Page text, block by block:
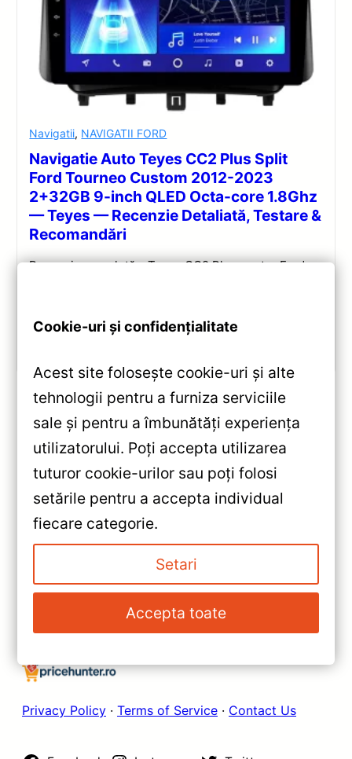
Navigatii, NAVIGATII FORD
Navigatie Auto Teyes CC2 Plus Split
Ford Tourneo Custom 2012-2023
2+32GB 9-inch QLED Octa-core 1.8Ghz
— Teyes — Recenzie Detaliată, Testare &
Recomandări
Recenzie completă a Teyes CC2 Plus pentru Ford
«Navigație Auto Teyes X1 WiFi
2+32GB 10.2″ IPS Quad-core
1.3GHz — Recenzie Detaliată,
Testare & Recomandări
Navigație Auto Teyes CC3 360°
6+128GB — Recenzie Detaliată,
Testare & Recomandări
Privacy Policy · Terms of Service · Contact Us
Cookie-uri și confidențialitate
Acest site folosește cookie-uri și alte
tehnologii pentru a furniza serviciile
sale și pentru a îmbunătăți experiența
utilizatorului. Poți accepta utilizarea
tuturor cookie-urilor sau poți folosi
setările pentru a accepta individual
fiecare categorie.
Setari
Accepta toate